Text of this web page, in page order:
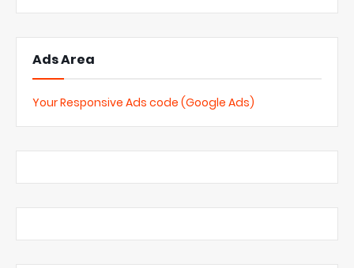
Ads Area
Your Responsive Ads code (Google Ads)